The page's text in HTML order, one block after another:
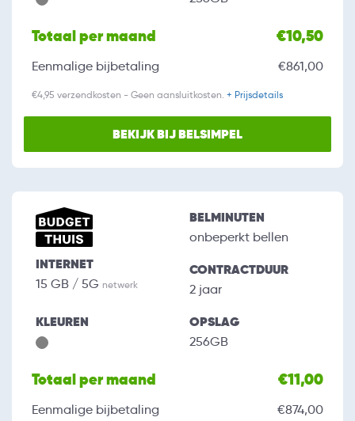
Totaal per maand €10,50
Eenmalige bijbetaling €861,00
€4,95 verzendkosten - Geen aansluitkosten. + Prijsdetails
BEKIJK BIJ BELSIMPEL
INTERNET
15 GB / 5G netwerk
BELMINUTEN
onbeperkt bellen
CONTRACTDUUR
2 jaar
KLEUREN OPSLAG
256GB
Totaal per maand €11,00
Eenmalige bijbetaling €874,00